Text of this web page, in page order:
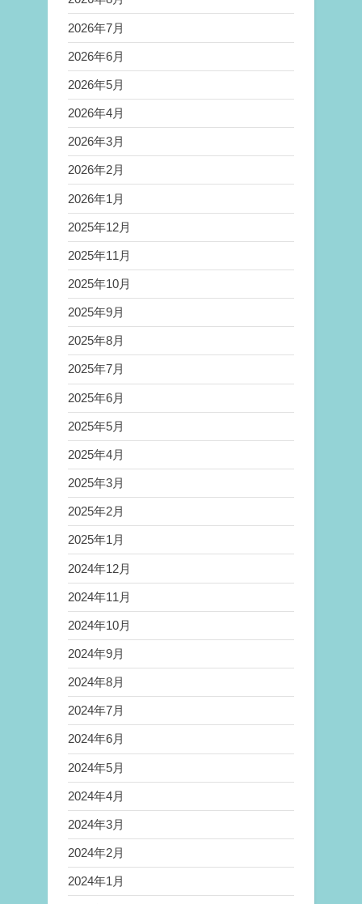
2026年7月
2026年6月
2026年5月
2026年4月
2026年3月
2026年2月
2026年1月
2025年12月
2025年11月
2025年10月
2025年9月
2025年8月
2025年7月
2025年6月
2025年5月
2025年4月
2025年3月
2025年2月
2025年1月
2024年12月
2024年11月
2024年10月
2024年9月
2024年8月
2024年7月
2024年6月
2024年5月
2024年4月
2024年3月
2024年2月
2024年1月